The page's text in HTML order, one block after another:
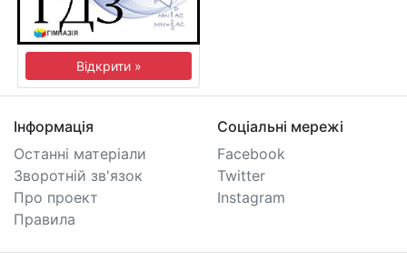
Відкрити »
Інформація
Останні матеріали
Зворотній зв'язок
Про проект
Правила
Соціальні мережі
Facebook
Twitter
Instagram